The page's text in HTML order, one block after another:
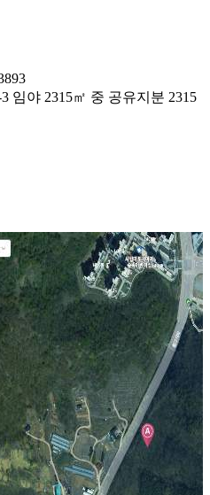
임야 2315㎡ 중 공유지분 2315